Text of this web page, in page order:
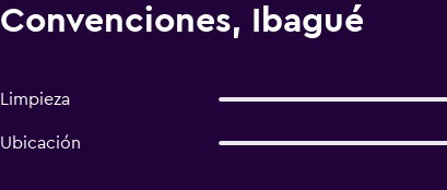
Convenciones, Ibagué
Limpieza
Ubicación